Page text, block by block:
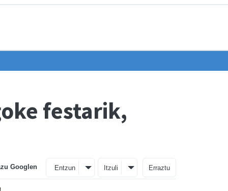
festarik,
Googlen Entzun Itzuli Erraztu